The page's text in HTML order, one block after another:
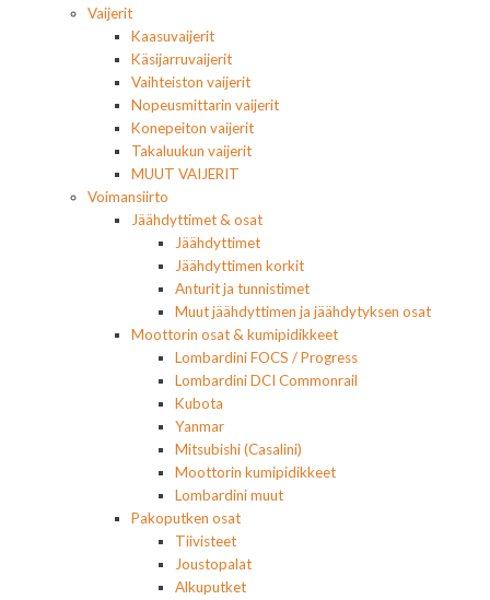
Vaijerit
Kaasuvaijerit
Käsijarruvaijerit
Vaihteiston vaijerit
Nopeusmittarin vaijerit
Konepeiton vaijerit
Takaluukun vaijerit
MUUT VAIJERIT
Voimansiirto
Jäähdyttimet & osat
Jäähdyttimet
Jäähdyttimen korkit
Anturit ja tunnistimet
Muut jäähdyttimen ja jäähdytyksen osat
Moottorin osat & kumipidikkeet
Lombardini FOCS / Progress
Lombardini DCI Commonrail
Kubota
Yanmar
Mitsubishi (Casalini)
Moottorin kumipidikkeet
Lombardini muut
Pakoputken osat
Tiivisteet
Joustopalat
Alkuputket